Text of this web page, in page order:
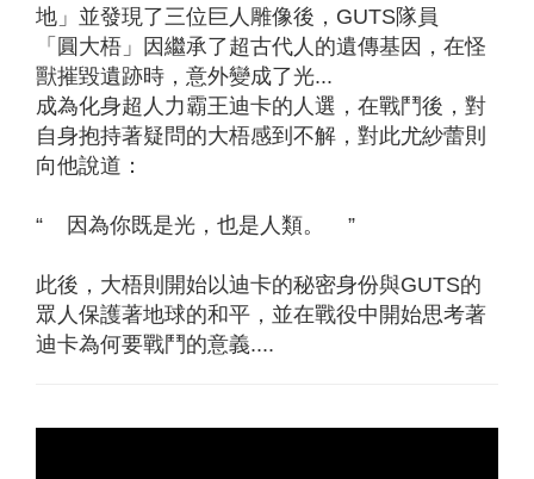
地」並發現了三位巨人雕像後，GUTS隊員
「圓大梧」因繼承了超古代人的遺傳基因，在怪
獸摧毀遺跡時，意外變成了光...
成為化身超人力霸王迪卡的人選，在戰鬥後，對
自身抱持著疑問的大梧感到不解，對此尤紗蕾則
向他說道：
“ 因為你既是光，也是人類。 ”
此後，大梧則開始以迪卡的秘密身份與GUTS的
眾人保護著地球的和平，並在戰役中開始思考著
迪卡為何要戰鬥的意義....